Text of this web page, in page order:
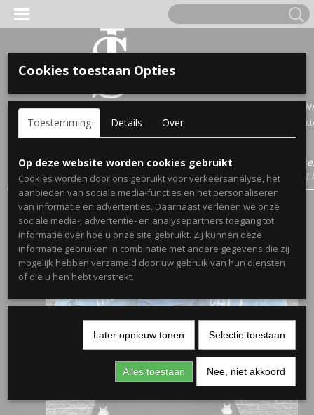
Inloggen Registreren
UW
Geen
Home >Webshop>Bekendmakingen Zwangerschap
Zwangerschapsaankondiging spijkerjassen set dad, mom en big
VOOR KINDEREN
OPA & OMA.
NAAM EN GEBOORTEJAAR
Cookies toestaan Opties
Toestemming Details Over
Op deze website worden cookies gebruikt
Cookies worden door ons gebruikt voor verkeersanalyse, het
aanbieden van sociale media-functies en het personaliseren
van informatie en advertenties. Daarnaast verlenen we onze
sociale media-, advertentie- en analysepartners toegang tot
informatie over hoe u onze site gebruikt. Zij kunnen deze
informatie gebruiken in combinatie met andere gegevens die zij
mogelijk hebben verzameld door uw gebruik van hun diensten
of die u hen hebt verstrekt.
Later opnieuw tonen Selectie toestaan
Alles toestaan Nee, niet akkoord